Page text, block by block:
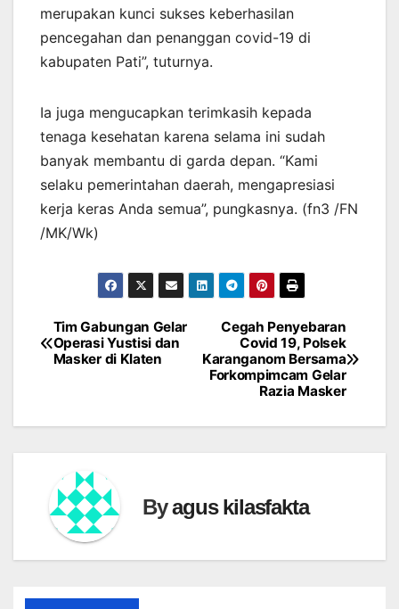
merupakan kunci sukses keberhasilan
pencegahan dan penanggan covid-19 di
kabupaten Pati”, tuturnya.
Ia juga mengucapkan terimkasih kepada
tenaga kesehatan karena selama ini sudah
banyak membantu di garda depan. “Kami
selaku pemerintahan daerah, mengapresiasi
kerja keras Anda semua”, pungkasnya. (fn3 /FN
/MK/Wk)
Navigasi
pos
Cegah Penyebaran
Covid 19, Polsek
Karanganom Bersama
Forkompimcam Gelar
Razia Masker
Tim Gabungan Gelar
Operasi Yustisi dan
Masker di Klaten
Byagus kilasfakta